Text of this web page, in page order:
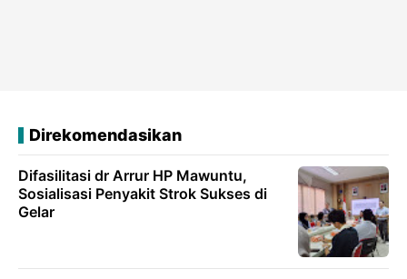
Direkomendasikan
Difasilitasi dr Arrur HP Mawuntu,
Sosialisasi Penyakit Strok Sukses di
Gelar